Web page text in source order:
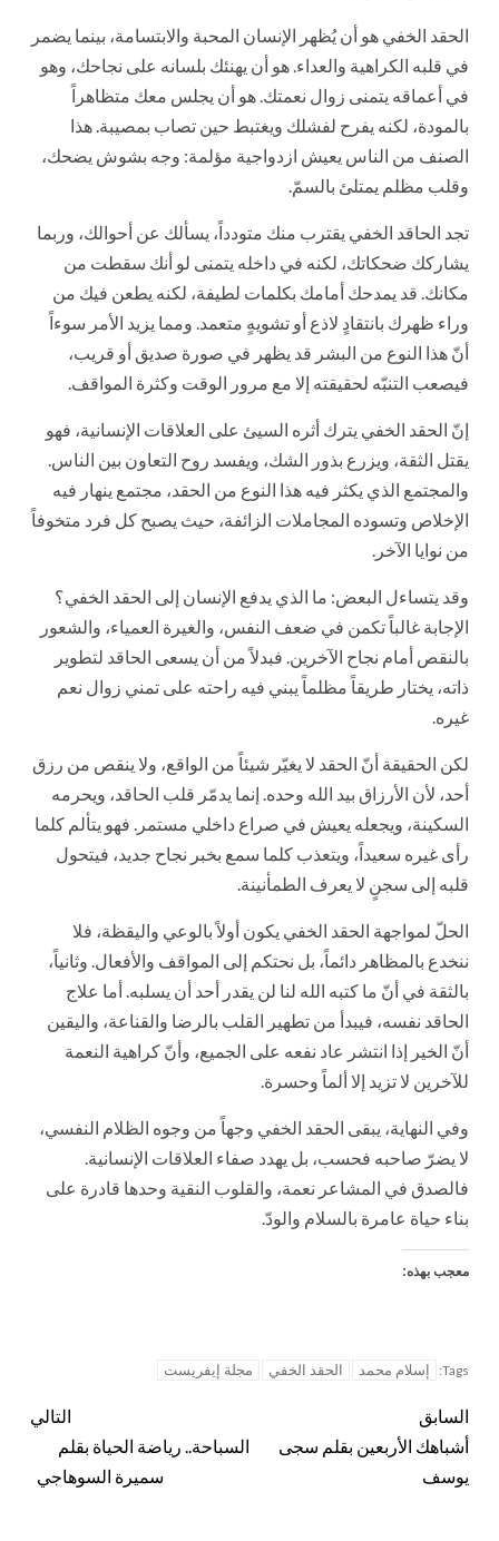
الحقد الخفي هو أن يُظهر الإنسان المحبة والابتسامة، بينما يضمر
في قلبه الكراهية والعداء. هو أن يهنئك بلسانه على نجاحك، وهو
في أعماقه يتمنى زوال نعمتك. هو أن يجلس معك متظاهراً
بالمودة، لكنه يفرح لفشلك ويغتبط حين تصاب بمصيبة. هذا
الصنف من الناس يعيش ازدواجية مؤلمة: وجه بشوش يضحك،
وقلب مظلم يمتلئ بالسمّ.
تجد الحاقد الخفي يقترب منك متودداً، يسألك عن أحوالك، وربما
يشاركك ضحكاتك، لكنه في داخله يتمنى لو أنك سقطت من
مكانك. قد يمدحك أمامك بكلمات لطيفة، لكنه يطعن فيك من
وراء ظهرك بانتقادٍ لاذع أو تشويهٍ متعمد. ومما يزيد الأمر سوءاً
أنّ هذا النوع من البشر قد يظهر في صورة صديق أو قريب،
فيصعب التنبّه لحقيقته إلا مع مرور الوقت وكثرة المواقف.
إنّ الحقد الخفي يترك أثره السيئ على العلاقات الإنسانية، فهو
يقتل الثقة، ويزرع بذور الشك، ويفسد روح التعاون بين الناس.
والمجتمع الذي يكثر فيه هذا النوع من الحقد، مجتمع ينهار فيه
الإخلاص وتسوده المجاملات الزائفة، حيث يصبح كل فرد متخوفاً
من نوايا الآخر.
وقد يتساءل البعض: ما الذي يدفع الإنسان إلى الحقد الخفي؟
الإجابة غالباً تكمن في ضعف النفس، والغيرة العمياء، والشعور
بالنقص أمام نجاح الآخرين. فبدلاً من أن يسعى الحاقد لتطوير
ذاته، يختار طريقاً مظلماً يبني فيه راحته على تمني زوال نعم
غيره.
لكن الحقيقة أنّ الحقد لا يغيّر شيئاً من الواقع، ولا ينقص من رزق
أحد، لأن الأرزاق بيد الله وحده. إنما يدمّر قلب الحاقد، ويحرمه
السكينة، ويجعله يعيش في صراع داخلي مستمر. فهو يتألم كلما
رأى غيره سعيداً، ويتعذب كلما سمع بخبر نجاح جديد، فيتحول
قلبه إلى سجنٍ لا يعرف الطمأنينة.
الحلّ لمواجهة الحقد الخفي يكون أولاً بالوعي واليقظة، فلا
ننخدع بالمظاهر دائماً، بل نحتكم إلى المواقف والأفعال. وثانياً،
بالثقة في أنّ ما كتبه الله لنا لن يقدر أحد أن يسلبه. أما علاج
الحاقد نفسه، فيبدأ من تطهير القلب بالرضا والقناعة، واليقين
أنّ الخير إذا انتشر عاد نفعه على الجميع، وأنّ كراهية النعمة
للآخرين لا تزيد إلا ألماً وحسرة.
وفي النهاية، يبقى الحقد الخفي وجهاً من وجوه الظلام النفسي،
لا يضرّ صاحبه فحسب، بل يهدد صفاء العلاقات الإنسانية.
فالصدق في المشاعر نعمة، والقلوب النقية وحدها قادرة على
بناء حياة عامرة بالسلام والودّ.
معجب بهذه:
Tags: إسلام محمد الحقد الخفي مجلة إيفريست
السابق
أشباهك الأربعين بقلم سجى
يوسف
التالي
السباحة.. رياضة الحياة بقلم
سميرة السوهاجي ‏